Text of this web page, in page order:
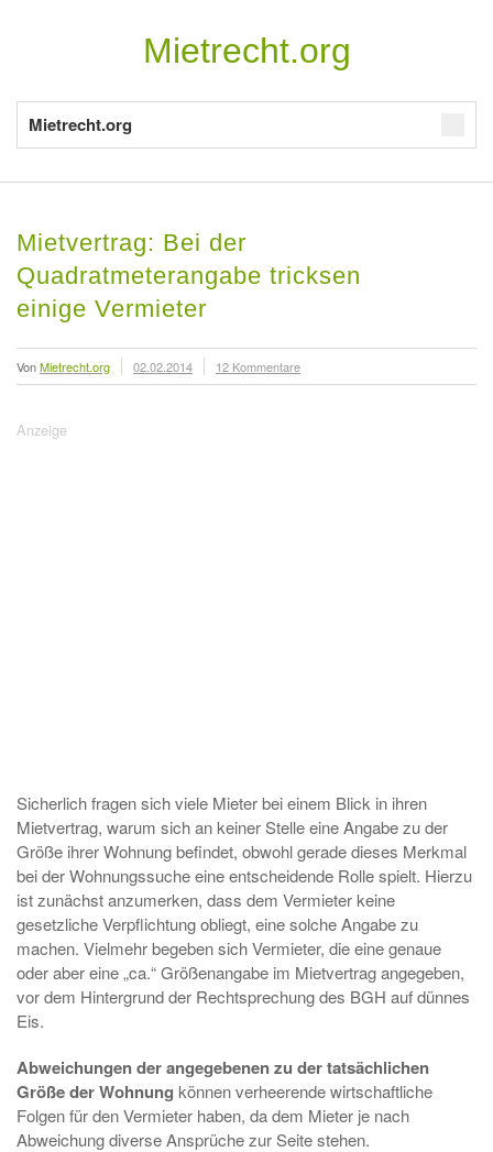
Mietrecht.org
Mietrecht.org
Mietvertrag: Bei der
Quadratmeterangabe tricksen
einige Vermieter
VonMietrecht.org 02.02.2014 12 Kommentare
Sicherlich fragen sich viele Mieter bei einem Blick in ihren
Mietvertrag, warum sich an keiner Stelle eine Angabe zu der
Größe ihrer Wohnung befindet, obwohl gerade dieses Merkmal
bei der Wohnungssuche eine entscheidende Rolle spielt. Hierzu
ist zunächst anzumerken, dass dem Vermieter keine
gesetzliche Verpflichtung obliegt, eine solche Angabe zu
machen. Vielmehr begeben sich Vermieter, die eine genaue
oder aber eine „ca.“ Größenangabe im Mietvertrag angegeben,
vor dem Hintergrund der Rechtsprechung des BGH auf dünnes
Eis.
Abweichungen der angegebenen zu der tatsächlichen
Größe der Wohnung können verheerende wirtschaftliche
Folgen für den Vermieter haben, da dem Mieter je nach
Abweichung diverse Ansprüche zur Seite stehen.